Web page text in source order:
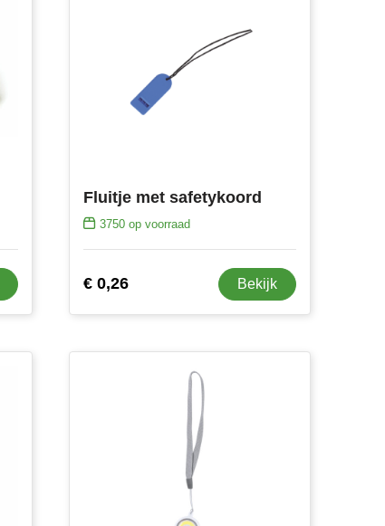
Fluitje met safetykoord
3750 op voorraad
€ 0,26 Bekijk